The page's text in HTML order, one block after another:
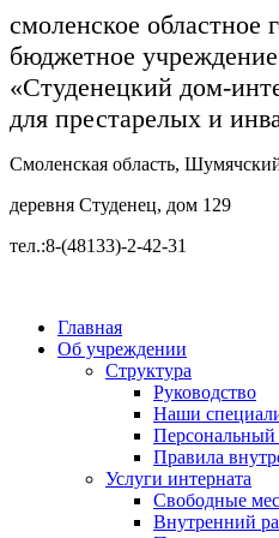
смоленское областное
бюджетное учреждение
«Студенецкий дом-
для престарелых и
Смоленская область,
деревня Студенец, дом 129
тел.:8-(48133)-2-42-31
Главная
Об учреждении
Структура
Руководство
Наши
Персональный
Правила
Услуги интерната
Свободные
Внутренний